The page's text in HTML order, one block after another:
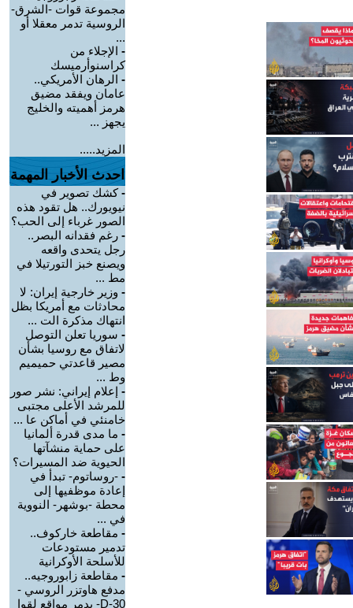
مجموعة قوات -الشرق-
الروسية تدمر معقلا أو
...
- الإجلاء من
كراسنوأرميسك
- الرهان الأمريكي..
عامان ويفقد مضيق
هرمز أهميته والخليج
يجهز ...
المزيد.....
احدث الأخبار المهمة
-كشك تصوير في
نيويورك.. هل تقود هذه
الصور غرباء إلى الحب؟
- رغم فقدانه البصر..
رجل يتحدى واقعه
ويصنع خبز التورتيلا في
مط ...
- وزير خارجية إيران: لا
محادثات مع أمريكا بظل
انتهاك مذكرة الت ...
- سوريا تعلن التوصل
لاتفاق مع روسيا بشأن
مصير قاعدتي حميميم
وط ...
- إعلام إيراني: نشر صور
للمرشد الأعلى مجتبى
خامنئي في أماكن عا ...
- ما مدى قدرة ألمانيا
على حماية منشآتها
الحيوية ضد المسيرات؟
- -روساتوم- تبدأ في
إعادة موظفيها إلى
محطة -بوشهر- النووية
في ...
- مقاطعة خاركوف..
تدمير مستودعات
للأسلحة الأوكرانية
- مقاطعة زابوروجيه..
مدفع هاوتزر الروسي -
D-30- يدمر مواقع لقوا